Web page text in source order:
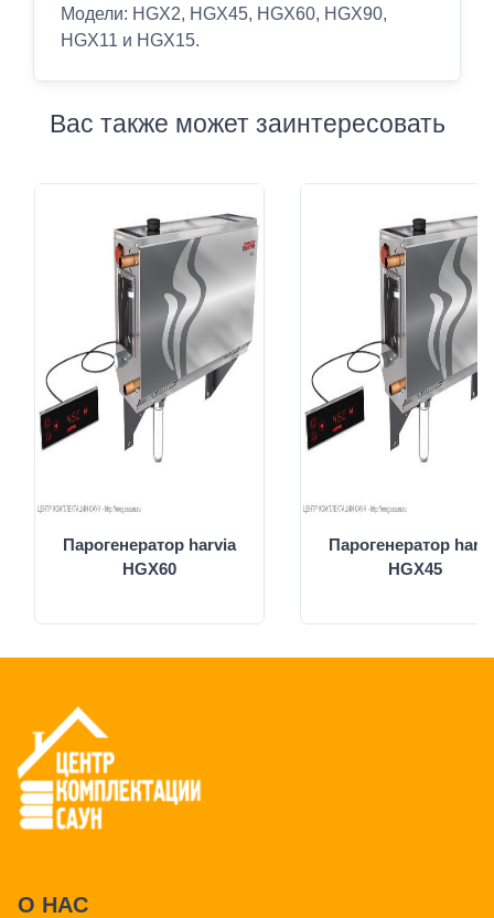
Модели: HGX2, HGX45, HGX60, HGX90,
HGX11 и HGX15.
Вас также может заинтересовать
Парогенератор harvia
HGX60
Парогенератор
HGX45
О НАС